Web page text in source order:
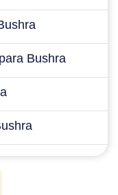
Bushra